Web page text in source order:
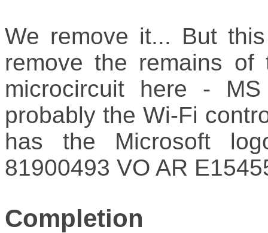
We remove it... But
remove the remains
microcircuit here -
probably the Wi-Fi
has the Microsoft
81900493 VO AR
Completion